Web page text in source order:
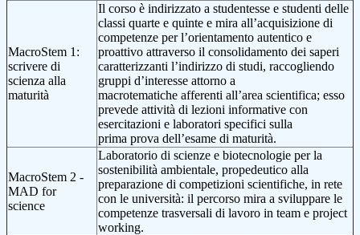
MacroStem 1:
scrivere di
scienza alla
maturità
Il corso è indirizzato a studentesse e studenti delle
classi quarte e quinte e mira all’acquisizione di
competenze per l’orientamento autentico e
proattivo attraverso il consolidamento dei saperi
caratterizzanti l’indirizzo di studi, raccogliendo
gruppi d’interesse attorno a
macrotematiche afferenti all’area scientifica; esso
prevede attività di lezioni informative con
esercitazioni e laboratori specifici sulla
prima prova dell’esame di maturità.
MacroStem 2 -
MAD for
science
Laboratorio di scienze e biotecnologie per la
sostenibilità ambientale, propedeutico alla
preparazione di competizioni scientifiche, in rete
con le università: il percorso mira a sviluppare le
competenze trasversali di lavoro in team e project
working.